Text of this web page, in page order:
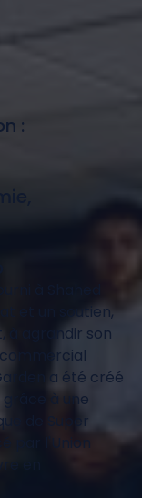
:
à Shahed
et un soutien,
à agrandir son
a été créé
à une
de Super
par l'Union
en